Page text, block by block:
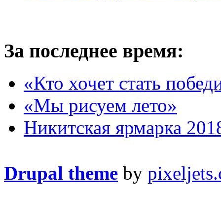
За последнее время:
«Кто хочет стать
«Мы рисуем лето»
Никитская ярмарка
Drupal theme by